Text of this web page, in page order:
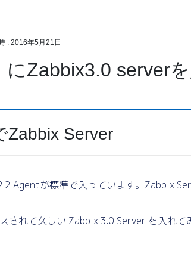
: 2016年5月21日
にZabbix3.0 server
Zabbix Server
Agentが標準で入っています。Zabbix
されて久しい Zabbix 3.0 Server を入れて